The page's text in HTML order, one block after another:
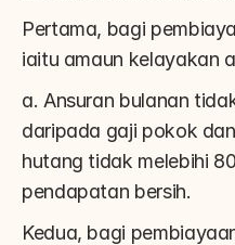
Pertama, bagi
iaitu amaun kelayakan
a. Ansuran bulanan
daripada gaji pokok
hutang tidak melebihi
pendapatan bersih.
Kedua, bagi